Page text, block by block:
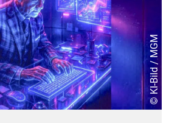
© KI-Bild / MGM